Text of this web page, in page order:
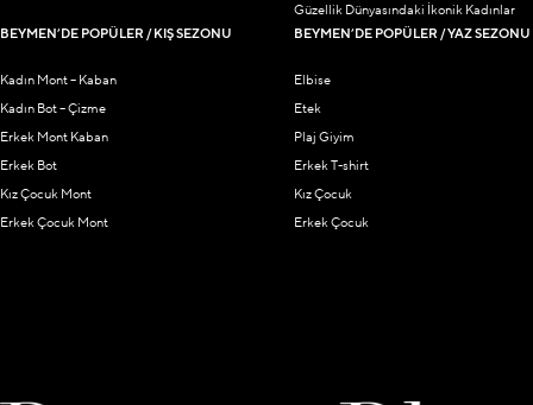
Güzellik Dünyasındaki İkonik Kadınlar
BEYMEN’DE POPÜLER / KIŞ SEZONU
Kadın Mont – Kaban
Kadın Bot – Çizme
Erkek Mont Kaban
Erkek Bot
Kız Çocuk Mont
Erkek Çocuk Mont
BEYMEN’DE POPÜLER / YAZ SEZONU
Elbise
Etek
Plaj Giyim
Erkek T-shirt
Kız Çocuk
Erkek Çocuk